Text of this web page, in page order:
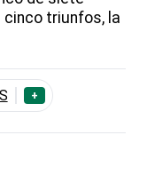
cinco triunfos, la
+